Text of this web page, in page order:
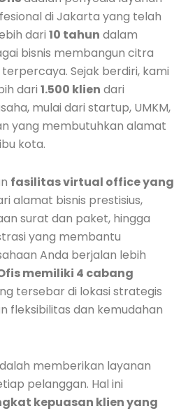
di Jakarta yang telah
dari 10 tahun dalam
bisnis membangun citra
Sejak berdiri, kami
dari 1.500 klien dari
mulai dari startup, UMKM,
yang membutuhkan alamat
kota.
fasilitas virtual office yang
alamat bisnis prestisius,
surat dan paket, hingga
yang membantu
Anda berjalan lebih
memiliki 4 cabang
tersebar di lokasi strategis
fleksibilitas dan kemudahan
memberikan layanan
pelanggan. Hal ini
kepuasan klien yang